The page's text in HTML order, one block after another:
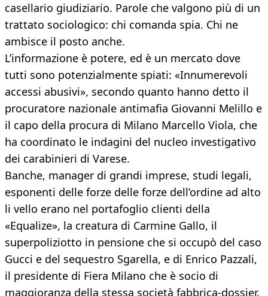
casellario giudiziario. Parole che valgono più di un
trattato sociologico: chi comanda spia. Chi ne
ambisce il posto anche.
L’informazione è potere, ed è un mercato dove
tutti sono potenzialmente spiati: «Innumerevoli
accessi abusivi», secondo quanto hanno detto il
procuratore nazionale antimafia Giovanni Melillo e
il capo della procura di Milano Marcello Viola, che
ha coordinato le indagini del nucleo investigativo
dei carabinieri di Varese.
Banche, manager di grandi imprese, studi legali,
esponenti delle forze delle forze dell’ordine ad alto
li vello erano nel portafoglio clienti della
«Equalize», la creatura di Carmine Gallo, il
superpoliziotto in pensione che si occupò del caso
Gucci e del sequestro Sgarella, e di Enrico Pazzali,
il presidente di Fiera Milano che è socio di
maggioranza della stessa società fabbrica-dossier.